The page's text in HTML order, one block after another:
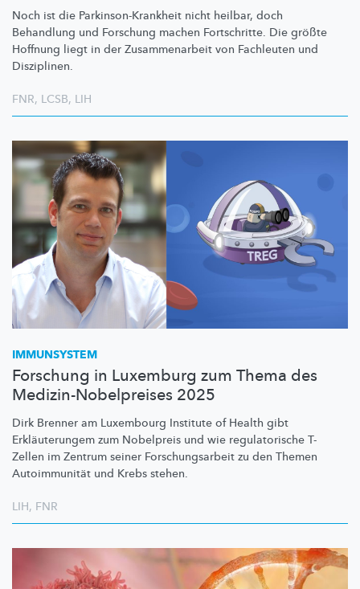
Noch ist die Parkinson-Krankheit nicht heilbar, doch
Behandlung und Forschung machen Fortschritte. Die größte
Hoffnung liegt in der Zusammenarbeit von Fachleuten und
Disziplinen.
FNR, LCSB, LIH
IMMUNSYSTEM
Forschung in Luxemburg zum Thema des
Medizin-Nobelpreises 2025
Dirk Brenner am Luxembourg Institute of Health gibt
Erkläuterungem zum Nobelpreis und wie regulatorische T-
Zellen im Zentrum seiner Forschungsarbeit zu den Themen
Autoimmunität und Krebs stehen.
LIH, FNR